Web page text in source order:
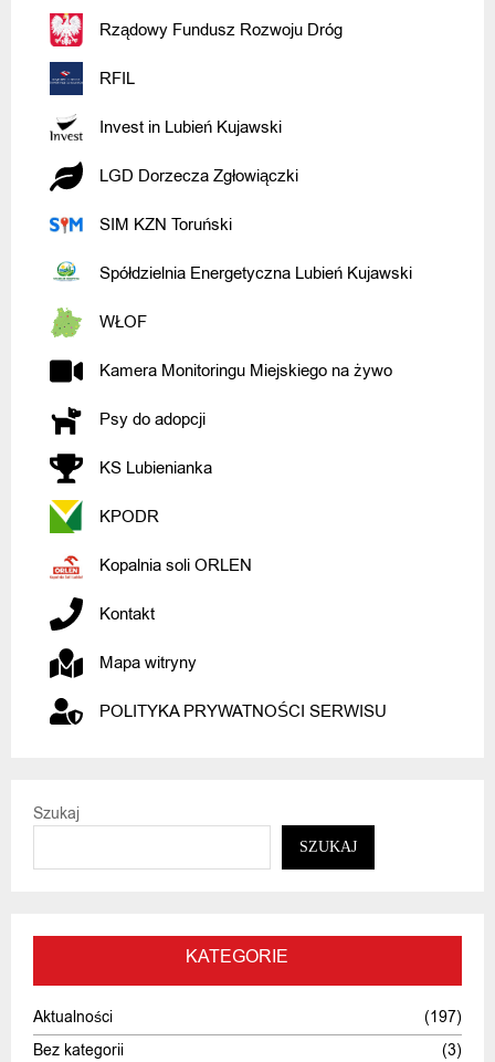
Rządowy Fundusz Rozwoju Dróg
RFIL
Invest in Lubień Kujawski
LGD Dorzecza Zgłowiączki
SIM KZN Toruński
Spółdzielnia Energetyczna Lubień Kujawski
WŁOF
Kamera Monitoringu Miejskiego na żywo
Psy do adopcji
KS Lubienianka
KPODR
Kopalnia soli ORLEN
Kontakt
Mapa witryny
POLITYKA PRYWATNOŚCI SERWISU
Szukaj
SZUKAJ
KATEGORIE
Aktualności
(197)
Bez kategorii
(3)